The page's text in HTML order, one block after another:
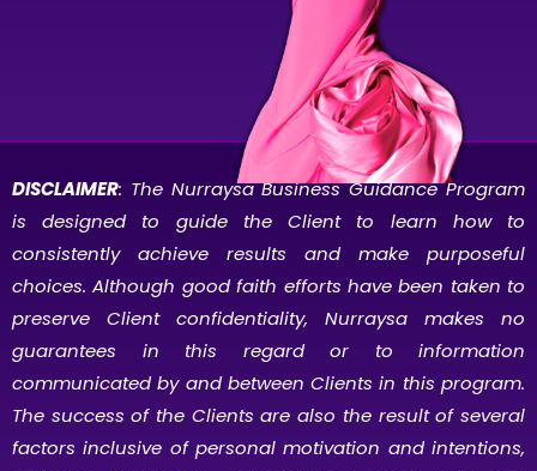
DISCLAIMER: The Nurraysa Business Guidance Program
is designed to guide the Client to learn how to
consistently achieve results and make purposeful
choices. Although good faith efforts have been taken to
preserve Client confidentiality, Nurraysa makes no
guarantees in this regard or to information
communicated by and between Clients in this program.
The success of the Clients are also the result of several
factors inclusive of personal motivation and intentions,